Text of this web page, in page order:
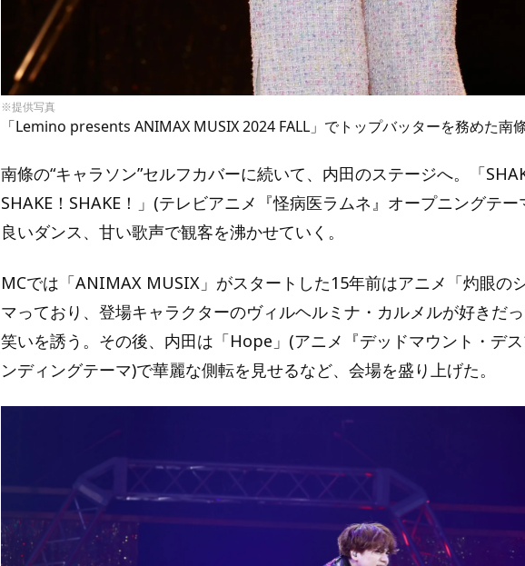
※提供写真
「Lemino presents ANIMAX MUSIX 2024 FALL」でトップバッターを務めた南
南條の“キャラソン”セルフカバーに続いて、内田のステージへ。「
SHAKE！SHAKE！」(テレビアニメ『怪病医ラムネ』オープニングテー
良いダンス、甘い歌声で観客を沸かせていく。
MCでは「ANIMAX MUSIX」がスタートした15年前はアニメ「灼眼の
マっており、登場キャラクターのヴィルヘルミナ・カルメルが好きだっ
笑いを誘う。その後、内田は「Hope」(アニメ『デッドマウント・デ
ンディングテーマ)で華麗な側転を見せるなど、会場を盛り上げた。